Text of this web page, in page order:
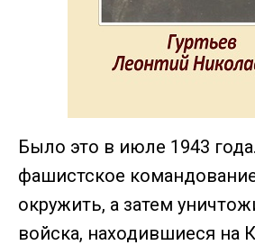
Было это в июле 1943
фашистское
окружить, а затем
войска, находившиеся на